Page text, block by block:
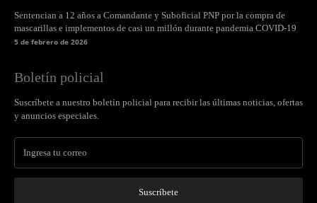
Sentencian a 12 años a Comandante y Suboficial PNP por la compra de
mascarillas e implementos de casi un millón durante pandemia COVID-19
5 de febrero de 2026
Boletín policial
Suscríbete a nuestro boletín policial para recibir las últimas noticias, ofertas
y anuncios especiales.
Suscríbete